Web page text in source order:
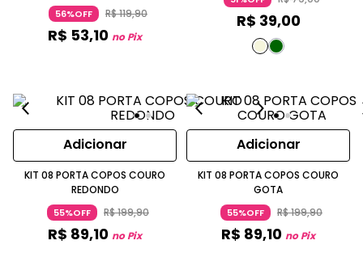
56%OFF R$119,90
R$ 53,10 no Pix
R$ 39,00
Adicionar
KIT 08 PORTA COPOS COURO
REDONDO
55%OFF R$199,90
R$ 89,10 no Pix
Adicionar
KIT 08 PORTA COPOS COURO
GOTA
55%OFF R$199,90
R$ 89,10 no Pix